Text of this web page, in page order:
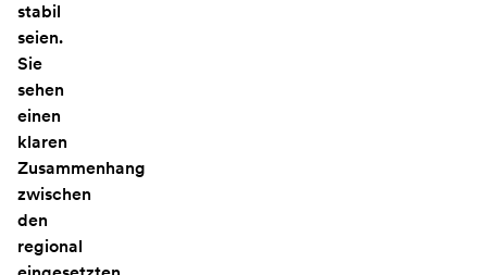
stabil
seien.
Sie
sehen
einen
klaren
Zusammenhang
zwischen
den
regional